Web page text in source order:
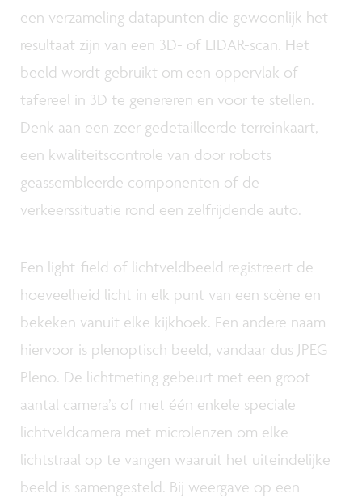
een verzameling datapunten die gewoonlijk het
resultaat zijn van een 3D- of LIDAR-scan. Het
beeld wordt gebruikt om een oppervlak of
tafereel in 3D te genereren en voor te stellen.
Denk aan een zeer gedetailleerde terreinkaart,
een kwaliteitscontrole van door robots
geassembleerde componenten of de
verkeerssituatie rond een zelfrijdende auto.
Een light-field of lichtveldbeeld registreert de
hoeveelheid licht in elk punt van een scène en
bekeken vanuit elke kijkhoek. Een andere naam
hiervoor is plenoptisch beeld, vandaar dus JPEG
Pleno. De lichtmeting gebeurt met een groot
aantal camera’s of met één enkele speciale
lichtveldcamera met microlenzen om elke
lichtstraal op te vangen waaruit het uiteindelijke
beeld is samengesteld. Bij weergave op een